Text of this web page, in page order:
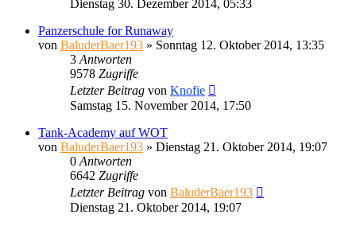
Dienstag 30. Dezember 2014, 05:33
Panzerschule for Runaway
von BaluderBaer193 » Sonntag 12. Oktober 2014, 13:35
3 Antworten
9578 Zugriffe
Letzter Beitrag von Knofie
Samstag 15. November 2014, 17:50
Tank-Academy auf WOT
von BaluderBaer193 » Dienstag 21. Oktober 2014, 19:07
0 Antworten
6642 Zugriffe
Letzter Beitrag von BaluderBaer193
Dienstag 21. Oktober 2014, 19:07